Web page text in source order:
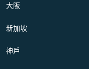
大阪
新加坡
神戶